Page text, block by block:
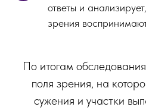
ответы и
зрения
По итогам
поля зрения, на
сужения и участки